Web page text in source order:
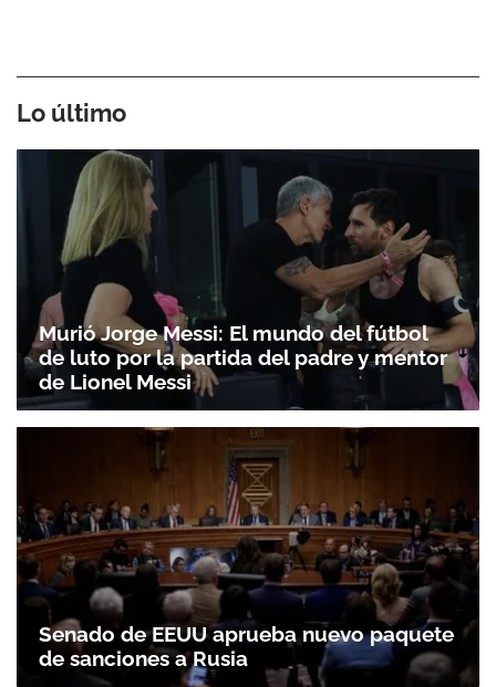
Lo último
Murió Jorge Messi: El mundo del fútbol
de luto por la partida del padre y mentor
de Lionel Messi
Senado de EEUU aprueba nuevo paquete
de sanciones a Rusia